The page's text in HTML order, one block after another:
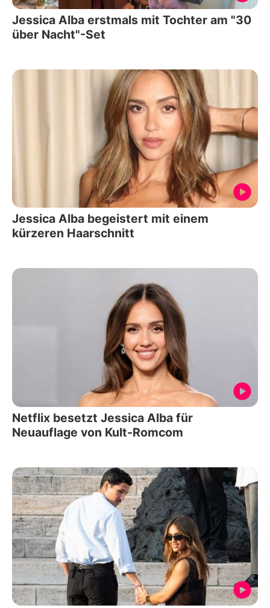
Jessica Alba erstmals mit Tochter am "30
über Nacht"-Set
Jessica Alba begeistert mit einem
kürzeren Haarschnitt
Netflix besetzt Jessica Alba für
Neuauflage von Kult-Romcom